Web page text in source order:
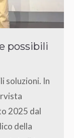
possibili
soluzioni. In
2025 dal
della